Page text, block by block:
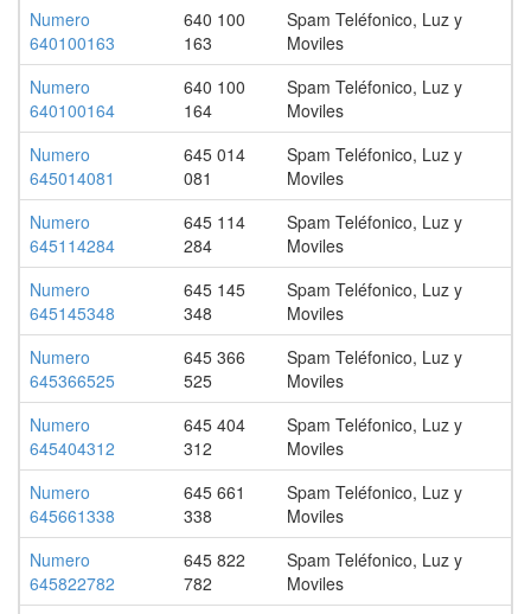
Numero
640100163
640 100
163
Spam Teléfonico, Luz y
Moviles
Numero
640100164
640 100
164
Spam Teléfonico, Luz y
Moviles
Numero
645014081
645 014
081
Spam Teléfonico, Luz y
Moviles
Numero
645114284
645 114
284
Spam Teléfonico, Luz y
Moviles
Numero
645145348
645 145
348
Spam Teléfonico, Luz y
Moviles
Numero
645366525
645 366
525
Spam Teléfonico, Luz y
Moviles
Numero
645404312
645 404
312
Spam Teléfonico, Luz y
Moviles
Numero
645661338
645 661
338
Spam Teléfonico, Luz y
Moviles
Numero
645822782
645 822
782
Spam Teléfonico, Luz y
Moviles